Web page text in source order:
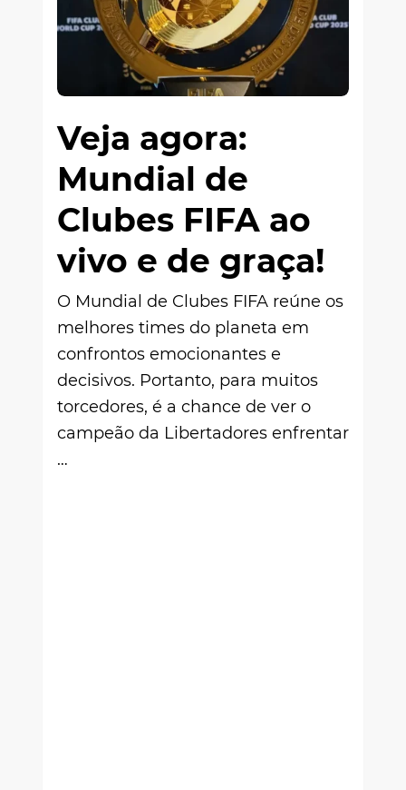
Veja agora:
Mundial de
Clubes FIFA ao
vivo e de graça!
O Mundial de Clubes FIFA reúne os
melhores times do planeta em
confrontos emocionantes e
decisivos. Portanto, para muitos
torcedores, é a chance de ver o
campeão da Libertadores enfrentar
…